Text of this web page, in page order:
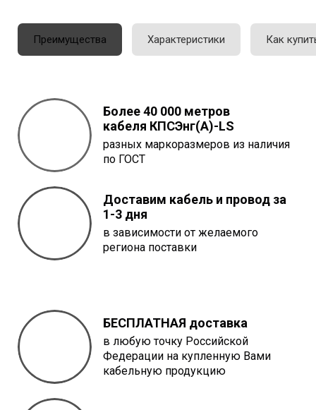
Преимущества Характеристики Как
Более 40 000 метров
кабеля КПСЭнг(A)-LS
разных маркоразмеров из наличия
по ГОСТ
Доставим кабель и провод за
1-3 дня
в зависимости от желаемого
региона поставки
БЕСПЛАТНАЯ доставка
в любую точку Российской
Федерации на купленную Вами
кабельную продукцию